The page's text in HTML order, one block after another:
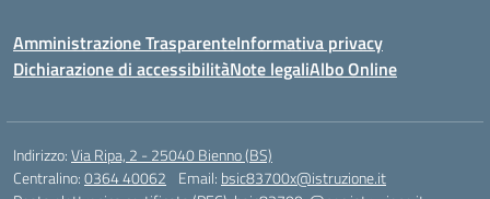
Amministrazione TrasparenteInformativa privacy
Dichiarazione di accessibilitàNote legaliAlbo Online
Indirizzo:Via Ripa, 2 - 25040 Bienno (BS)
Centralino:0364 40062 Email: bsic83700x@istruzione.it